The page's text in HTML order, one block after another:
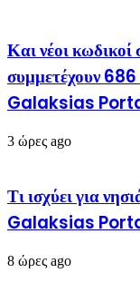
Και νέοι
συμμετέχουν 686
Galaksias
3 ώρες ago
Τι ισχύει για
Galaksias
8 ώρες ago